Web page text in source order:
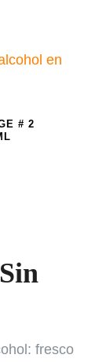
# 2
fresco